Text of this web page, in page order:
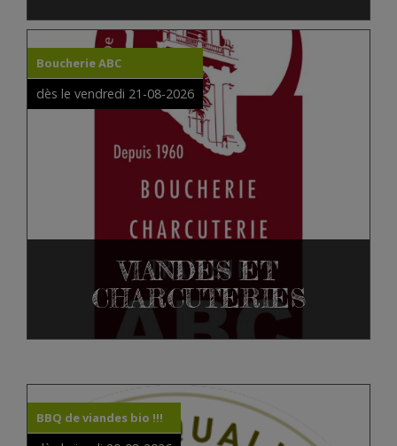
Boucherie ABC
dès le vendredi 21-08-2026
VIANDES ET
CHARCUTERIES
BBQ de viandes bio !!!